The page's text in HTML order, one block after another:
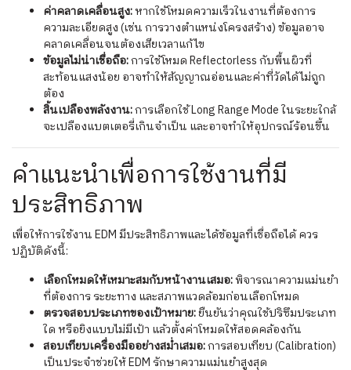
ค่าคลาดเคลื่อนสูง:หากใช้โหมดความเร็วในงานที่ต้องการ
ความละเอียดสูง (เช่น การวางตำแหน่งโครงสร้าง) ข้อมูลอาจ
คลาดเคลื่อนจนต้องเสียเวลาแก้ไข
ข้อมูลไม่น่าเชื่อถือ:การใช้โหมด Reflectorless กับพื้นผิวที่
สะท้อนแสงน้อย อาจทำให้สัญญาณอ่อนและค่าที่วัดได้ไม่ถูก
ต้อง
สิ้นเปลืองพลังงาน:การเลือกใช้ Long Range Mode ในระยะใกล้
จะเปลืองแบตเตอรี่เกินจำเป็น และอาจทำให้อุปกรณ์ร้อนขึ้น
คำแนะนำเพื่อการใช้งานที่มี
ประสิทธิภาพ
เพื่อให้การใช้งาน EDM มีประสิทธิภาพและได้ข้อมูลที่เชื่อถือได้ ควร
ปฏิบัติดังนี้:
เลือกโหมดให้เหมาะสมกับหน้างานเสมอ:พิจารณาความแม่นยำ
ที่ต้องการ ระยะทาง และสภาพแวดล้อมก่อนเลือกโหมด
ตรวจสอบประเภทของเป้าหมาย:ยืนยันว่าคุณใช้ปริซึมประเภท
ใด หรือยิงแบบไม่มีเป้า แล้วตั้งค่าโหมดให้สอดคล้องกัน
สอบเทียบเครื่องมืออย่างสม่ำเสมอ:การสอบเทียบ (Calibration)
เป็นประจำช่วยให้ EDM รักษาความแม่นยำสูงสุด